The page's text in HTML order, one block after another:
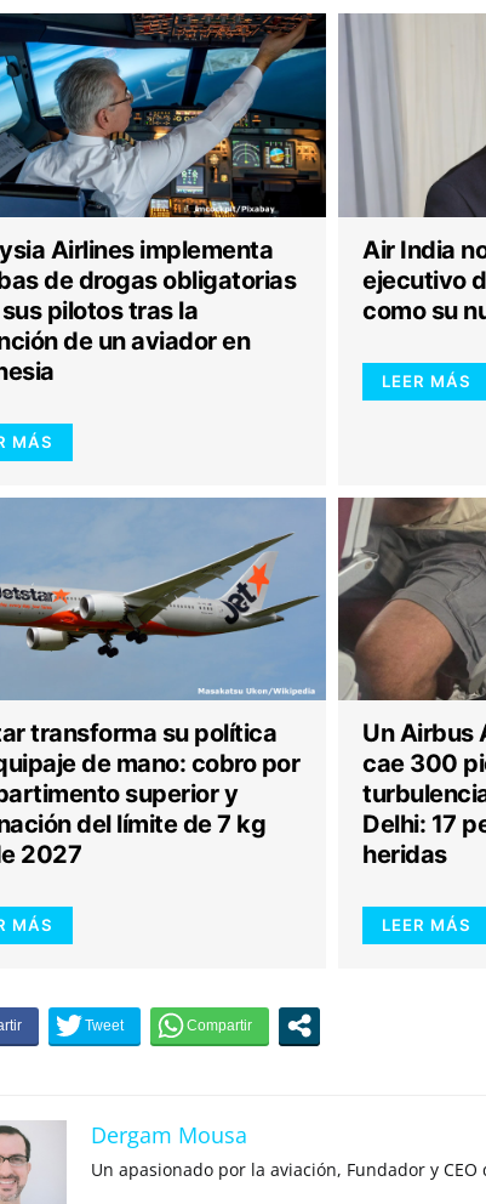
Airlines implementa
de drogas obligatorias
pilotos tras la
de un aviador en
MÁS
Air India
ejecutivo
como su
LEER MÁS
transforma su política
de mano: cobro por
superior y
del límite de 7 kg
2027
MÁS
Un Airbus
cae 300
Delhi: 17
heridas
LEER MÁS
Dergam Mousa
Un apasionado por la aviación, Fundador y CEO